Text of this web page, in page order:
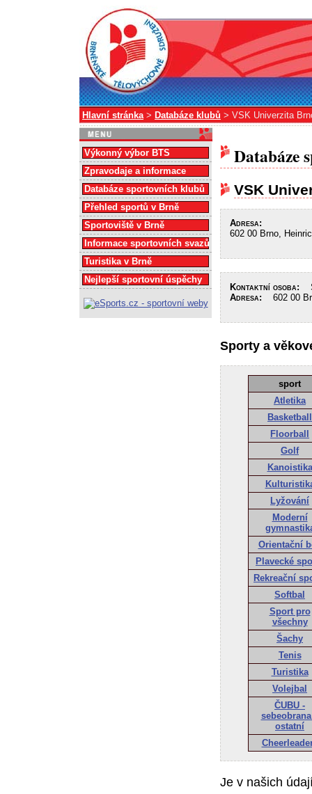
Hlavní stránka> Databáze klubů > VSK Univerzita
Databáze
VSK
Adresa:
602 00 Brno,
Kontaktní osoba:
Adresa: 602 00
Sporty a
sport
Atletika
Basketball
Floorball
Golf
Kanoistika
Lyžování
Moderní
Orientační
Plavecké
Rekreační
Softbal
Sport pro
všechny
Šachy
Tenis
Turistika
Volejbal
ČUBU -
ostatní
Je v našich
Výkonný výbor BTS
Zpravodaje a informace
Databáze sportovních klubů
Přehled sportů v Brně
Sportoviště v Brně
Informace sportovních svazů
Turistika v Brně
Nejlepší sportovní úspěchy